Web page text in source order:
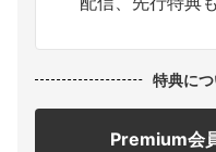
特典に
Premium会